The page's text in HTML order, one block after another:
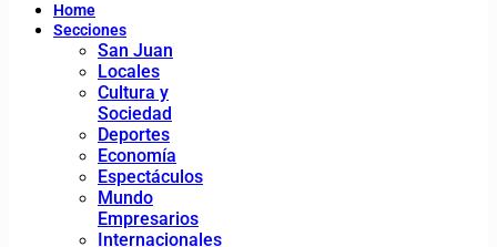
Home
Secciones
San Juan
Locales
Cultura y
Sociedad
Deportes
Economía
Espectáculos
Mundo
Empresarios
Internacionales